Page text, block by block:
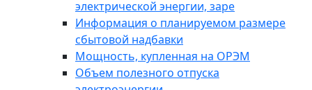
электрической энергии, заре
Информация о планируемом размере
сбытовой надбавки
Мощность, купленная на ОРЭМ
Объем полезного отпуска